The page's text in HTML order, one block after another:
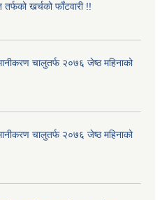
खर्चको फाँटवारी !!
चालुतर्फ २०७६ जेष्ठ महिनाको
चालुतर्फ २०७६ जेष्ठ महिनाको